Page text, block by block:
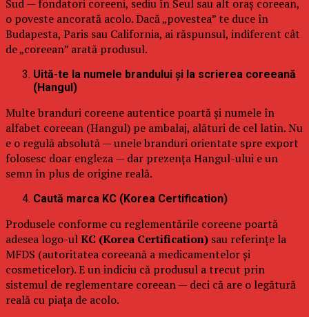
Sud — fondatori coreeni, sediu în Seul sau alt oraș coreean,
o poveste ancorată acolo. Dacă „povestea” te duce în
Budapesta, Paris sau California, ai răspunsul, indiferent cât
de „coreean” arată produsul.
Uită-te la numele brandului și la scrierea coreeană
(Hangul)
Multe branduri coreene autentice poartă și numele în
alfabet coreean (Hangul) pe ambalaj, alături de cel latin. Nu
e o regulă absolută — unele branduri orientate spre export
folosesc doar engleza — dar prezența Hangul-ului e un
semn în plus de origine reală.
Caută marca KC (Korea Certification)
Produsele conforme cu reglementările coreene poartă
adesea logo-ulKC (Korea Certification) sau referințe la
MFDS (autoritatea coreeană a medicamentelor și
cosmeticelor). E un indiciu că produsul a trecut prin
sistemul de reglementare coreean — deci că are o legătură
reală cu piața de acolo.